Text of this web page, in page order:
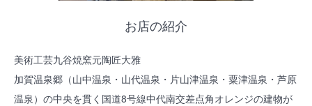
お店の紹介
美術工芸九谷焼窯元陶匠大雅
加賀温泉郷（山中温泉・山代温泉・片山津温泉・粟津温泉・芦原
温泉）の中央を貫く国道8号線中代南交差点角オレンジの建物が